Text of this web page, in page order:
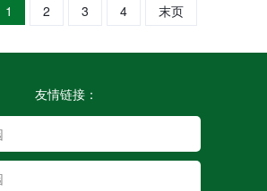
1 2 3 4 末页
友情链接：